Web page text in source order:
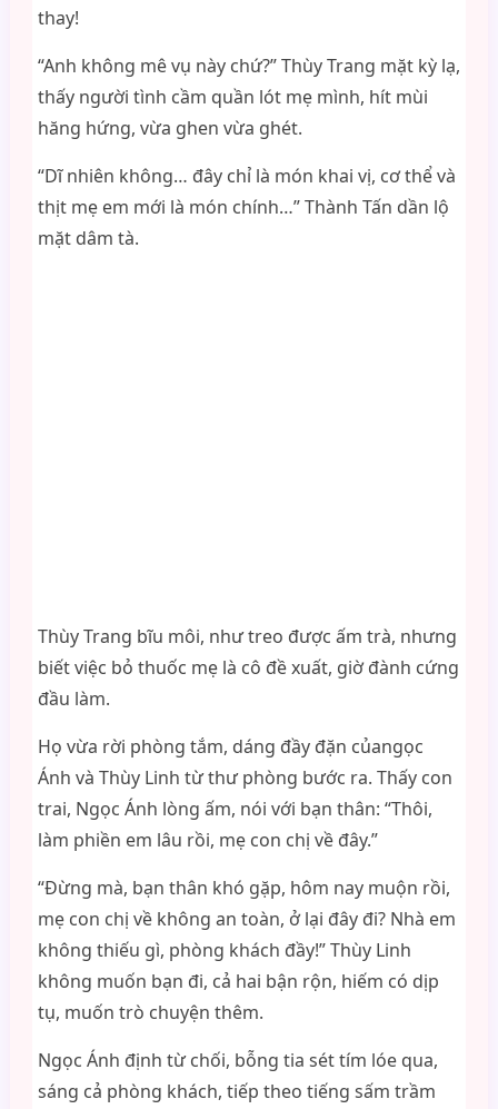
thay!
“Anh không mê vụ này chứ?” Thùy Trang mặt kỳ lạ,
thấy người tình cầm quần lót mẹ mình, hít mùi
hăng hứng, vừa ghen vừa ghét.
“Dĩ nhiên không… đây chỉ là món khai vị, cơ thể và
thịt mẹ em mới là món chính…” Thành Tấn dần lộ
mặt dâm tà.
Thùy Trang bĩu môi, như treo được ấm trà, nhưng
biết việc bỏ thuốc mẹ là cô đề xuất, giờ đành cứng
đầu làm.
Họ vừa rời phòng tắm, dáng đầy đặn củangọc
Ánh và Thùy Linh từ thư phòng bước ra. Thấy con
trai, Ngọc Ánh lòng ấm, nói với bạn thân: “Thôi,
làm phiền em lâu rồi, mẹ con chị về đây.”
“Đừng mà, bạn thân khó gặp, hôm nay muộn rồi,
mẹ con chị về không an toàn, ở lại đây đi? Nhà em
không thiếu gì, phòng khách đầy!” Thùy Linh
không muốn bạn đi, cả hai bận rộn, hiếm có dịp
tụ, muốn trò chuyện thêm.
Ngọc Ánh định từ chối, bỗng tia sét tím lóe qua,
sáng cả phòng khách, tiếp theo tiếng sấm trầm